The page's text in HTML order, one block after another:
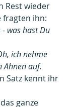
Rest wieder
fragten ihn:
- was hast Du
ich nehme
Ahnen auf.
Satz kennt ihr
ganze